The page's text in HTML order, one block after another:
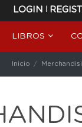
LOGIN |
LIBROS
Inicio